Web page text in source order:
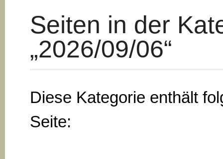
Seiten in der
„2026/09/06“
Diese Kategorie enthält
Seite: